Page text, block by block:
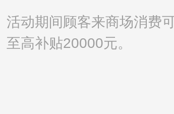
活动期间顾客来商场消费
至高补贴20000元。